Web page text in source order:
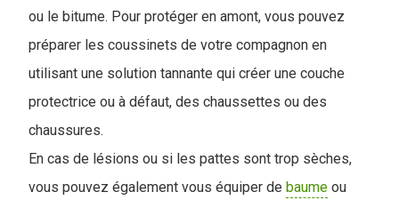
ou le bitume. Pour protéger en amont, vous pouvez
préparer les coussinets de votre compagnon en
utilisant une solution tannante qui créer une couche
protectrice ou à défaut, des chaussettes ou des
chaussures.
En cas de lésions ou si les pattes sont trop sèches,
vous pouvez également vous équiper de baume ou